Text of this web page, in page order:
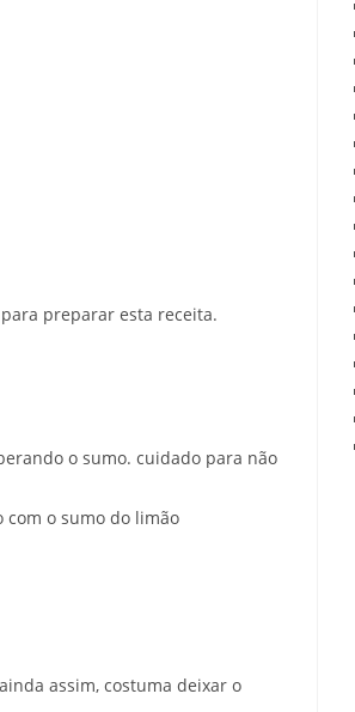
preparar esta receita.
o sumo. cuidado para não
com o sumo do limão
assim, costuma deixar o